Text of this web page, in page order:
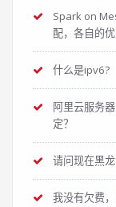
Spark on
配，各自的
什么是ipv6?
阿里云服务
定？
请问现在黑
我没有欠费